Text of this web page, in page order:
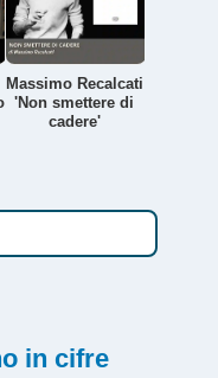
Massimo Recalcati
'Non smettere di
cadere'
in cifre